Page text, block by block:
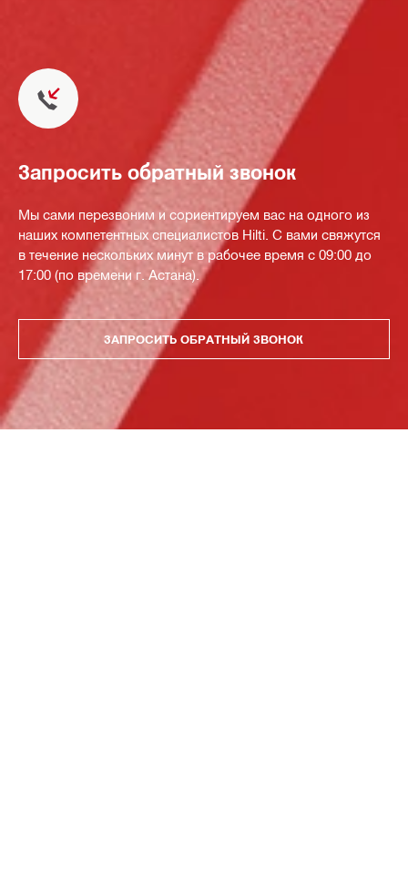
Запросить обратный звонок
Мы сами перезвоним и сориентируем вас на одного из
наших компетентных специалистов Hilti. С вами свяжутся
в течение нескольких минут в рабочее время с 09:00 до
17:00 (по времени г. Астана).
ЗАПРОСИТЬ ОБРАТНЫЙ ЗВОНОК